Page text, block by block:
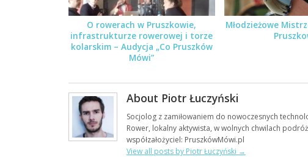
O rowerach w Pruszkowie,
infrastrukturze rowerowej i torze
kolarskim – Audycja „Co Pruszków
Mówi”
Młodzieżowe
About Piotr Łuczyński
Socjolog z zamiłowaniem do nowoczesnych
Rower, lokalny aktywista, w wolnych chwilach
współzałożyciel: PruszkówMówi.pl
View all posts by Piotr Łuczyński →